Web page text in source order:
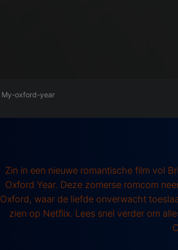
My-oxford-year
Zin in een nieuwe romantische film vol
Oxford Year. Deze zomerse romcom
Oxford, waar de liefde onverwacht
zien op Netflix. Lees snel verder om